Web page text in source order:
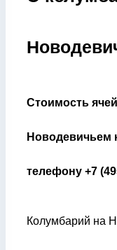
Стоимость
Новодевичьем
телефону +7
Колумбарий на